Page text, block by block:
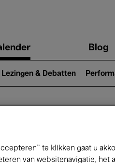
Blog
Lezingen & Debatten
te klikken gaat u
van websitenavigatie, het